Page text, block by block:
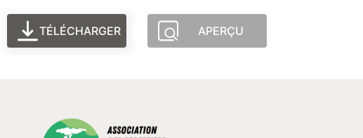
TÉLÉCHARGER APERÇU